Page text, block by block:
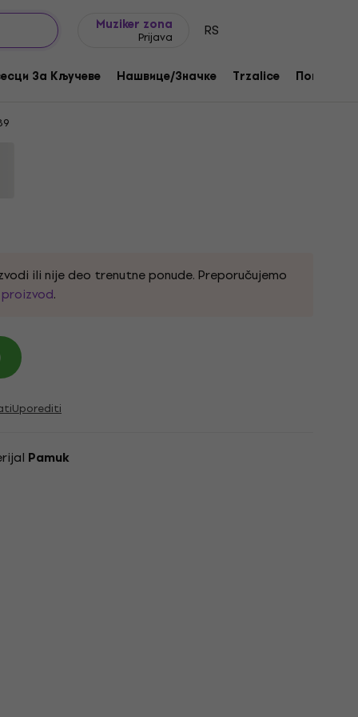
Muziker zona
Prijava RS
За Кључеве Нашвице/Значке Trzalice Поклони
Black L Košulja
ili nije deo trenutne ponude. Preporučujemo
.
Uporediti
Pamuk